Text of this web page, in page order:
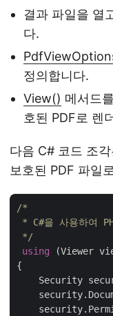
결과 파일을 열
다.
정의합니다.
View() 메서드
호된 PDF로 렌
다음 C# 코드 조
보호된 PDF 파일
/*
* C#을 사용하여
*/
using (Viewer
{
Security